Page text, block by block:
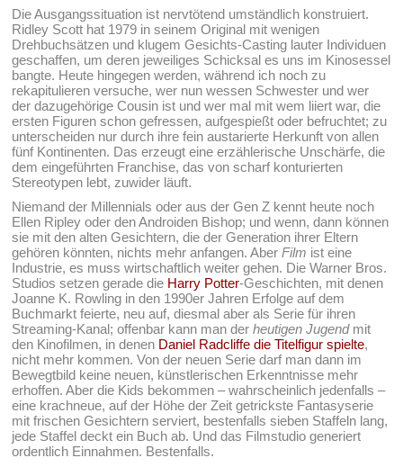
Die Ausgangssituation ist nervtötend umständlich konstruiert.
Ridley Scott hat 1979 in seinem Original mit wenigen
Drehbuchsätzen und klugem Gesichts-Casting lauter Individuen
geschaffen, um deren jeweiliges Schicksal es uns im Kinosessel
bangte. Heute hingegen werden, während ich noch zu
rekapitulieren versuche, wer nun wessen Schwester und wer
der dazugehörige Cousin ist und wer mal mit wem liiert war, die
ersten Figuren schon gefressen, aufgespießt oder befruchtet; zu
unterscheiden nur durch ihre fein austarierte Herkunft von allen
fünf Kontinenten. Das erzeugt eine erzählerische Unschärfe, die
dem eingeführten Franchise, das von scharf konturierten
Stereotypen lebt, zuwider läuft.
Niemand der Millennials oder aus der Gen Z kennt heute noch
Ellen Ripley oder den Androiden Bishop; und wenn, dann können
sie mit den alten Gesichtern, die der Generation ihrer Eltern
gehören könnten, nichts mehr anfangen. AberFilm ist eine
Industrie, es muss wirtschaftlich weiter gehen. Die Warner Bros.
Studios setzen gerade die Harry Potter-Geschichten, mit denen
Joanne K. Rowling in den 1990er Jahren Erfolge auf dem
Buchmarkt feierte, neu auf, diesmal aber als Serie für ihren
Streaming-Kanal; offenbar kann man derheutigen Jugendmit
den Kinofilmen, in denen Daniel Radcliffe die Titelfigur spielte,
nicht mehr kommen. Von der neuen Serie darf man dann im
Bewegtbild keine neuen, künstlerischen Erkenntnisse mehr
erhoffen. Aber die Kids bekommen – wahrscheinlich jedenfalls –
eine krachneue, auf der Höhe der Zeit getrickste Fantasyserie
mit frischen Gesichtern serviert, bestenfalls sieben Staffeln lang,
jede Staffel deckt ein Buch ab. Und das Filmstudio generiert
ordentlich Einnahmen. Bestenfalls.